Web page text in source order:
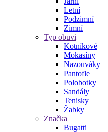
Letní
Podzimní
Zimní
Typ obuvi
Kotníkové
Mokasíny
Nazouváky
Pantofle
Polobotky
Sandály
Tenisky
Žabky
Značka
Bugatti